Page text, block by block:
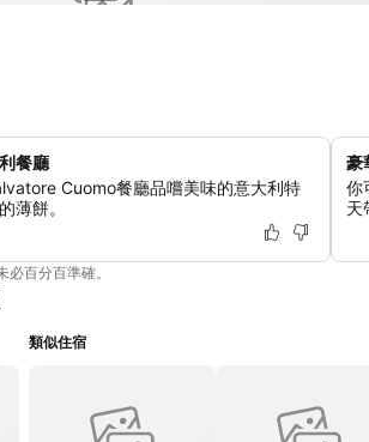
餐廳
Cuomo餐廳品嚐美味的意大利特
薄餅。
豪
你
天
百分百準確。
類似住宿